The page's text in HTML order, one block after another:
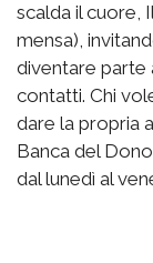
scalda il cuore,
mensa),
diventare parte
contatti. Chi
dare la propria
Banca del
dal lunedì al